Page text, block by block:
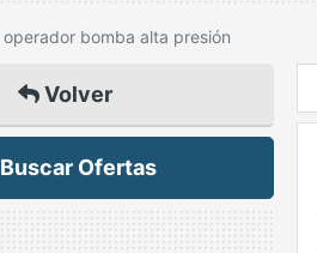
operador bomba alta presión
Volver
Buscar Ofertas